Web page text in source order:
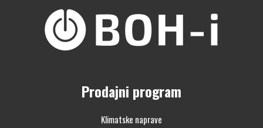
Prodajni program
Klimatske naprave